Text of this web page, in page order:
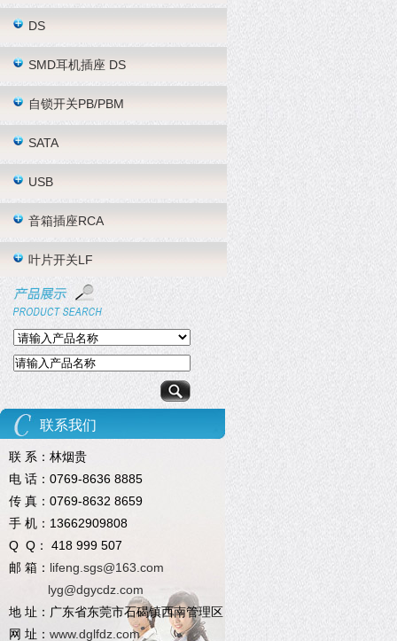
DS
SMD耳机插座 DS
自锁开关PB/PBM
SATA
USB
音箱插座RCA
叶片开关LF
联系我们
联 系：林烟贵
电 话：0769-8636 8885
传 真：0769-8632 8659
手 机：13662909808
Q Q： 418 999 507
邮 箱： lifeng.sgs@163.com
lyg@dgycdz.com
地 址：广东省东莞市石碣镇西南管理区
网 址： www.dglfdz.com